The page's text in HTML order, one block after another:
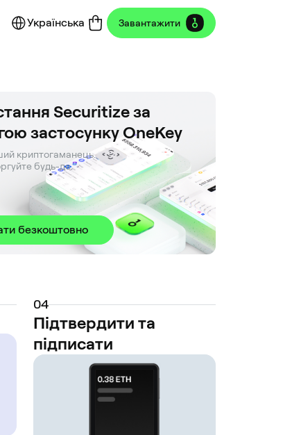
Українська Завантажити
Securitize за
застосунку OneKey
криптогаманець.
будь-де.
безкоштовно
04
Підтвердити та
підписати